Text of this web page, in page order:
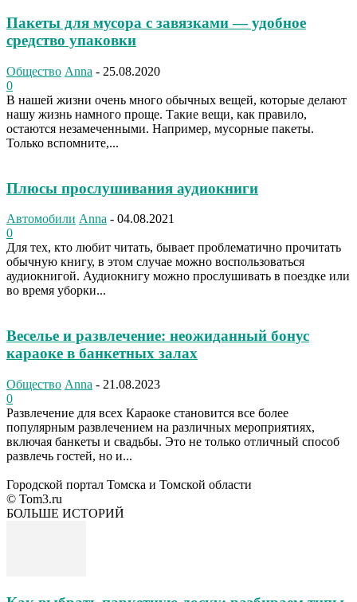
Пакеты для мусора с завязками — удобное
средство упаковки
Общество Anna - 25.08.2020
0
В нашей жизни очень много обычных вещей, которые делают
нашу жизнь намного проще. Такие вещи, как правило,
остаются незамеченными. Например, мусорные пакеты.
Только вспомните,...
Плюсы прослушивания аудиокниги
Автомобили Anna - 04.08.2021
0
Для тех, кто любит читать, бывает проблематично прочитать
обычную книгу, в этом случае можно воспользоваться
аудиокнигой. Аудиокнигу можно прослушивать в поездке или
во время уборки...
Веселье и развлечение: неожиданный бонус
караоке в банкетных залах
Общество Anna - 21.08.2023
0
Развлечение для всех Караоке становится все более
популярным развлечением на различных мероприятиях,
включая банкеты и свадьбы. Это не только отличный способ
развлечь гостей, но и...
Городской портал Томска и Томской области
© Tom3.ru
БОЛЬШЕ ИСТОРИЙ